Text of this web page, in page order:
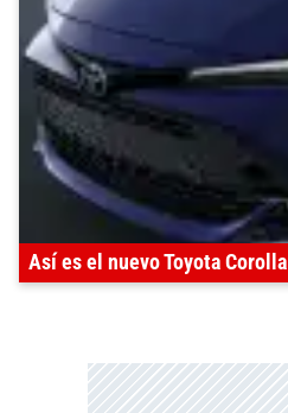
Así es el nuevo Toyota Corolla